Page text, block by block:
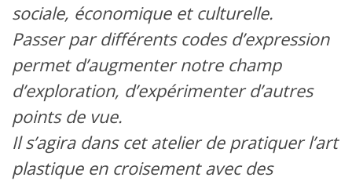
sociale, économique et culturelle.
Passer par différents codes d’expression
permet d’augmenter notre champ
d’exploration, d’expérimenter d’autres
points de vue.
Il s’agira dans cet atelier de pratiquer l’art
plastique en croisement avec des